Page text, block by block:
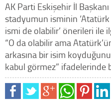
AK Parti Eskişehir İl
stadyumun isminin
ismi de olabilir’ önerileri ile
“O da olabilir ama
arkasına bir isim
kabul görmez” ifadelerinde